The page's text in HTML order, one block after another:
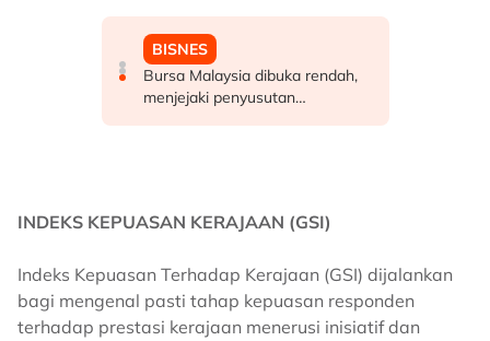
INDEKS KEPUASAN KERAJAAN (GSI)
Indeks Kepuasan Terhadap Kerajaan (GSI) dijalankan
bagi mengenal pasti tahap kepuasan responden
terhadap prestasi kerajaan menerusi inisiatif dan